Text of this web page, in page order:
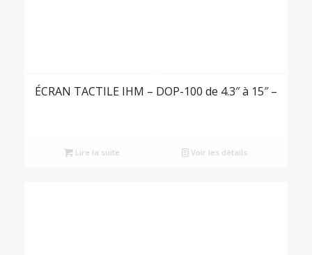
ÉCRAN TACTILE IHM – DOP-100 de 4.3″ à 15″ –
Lire la suite Voir les détails